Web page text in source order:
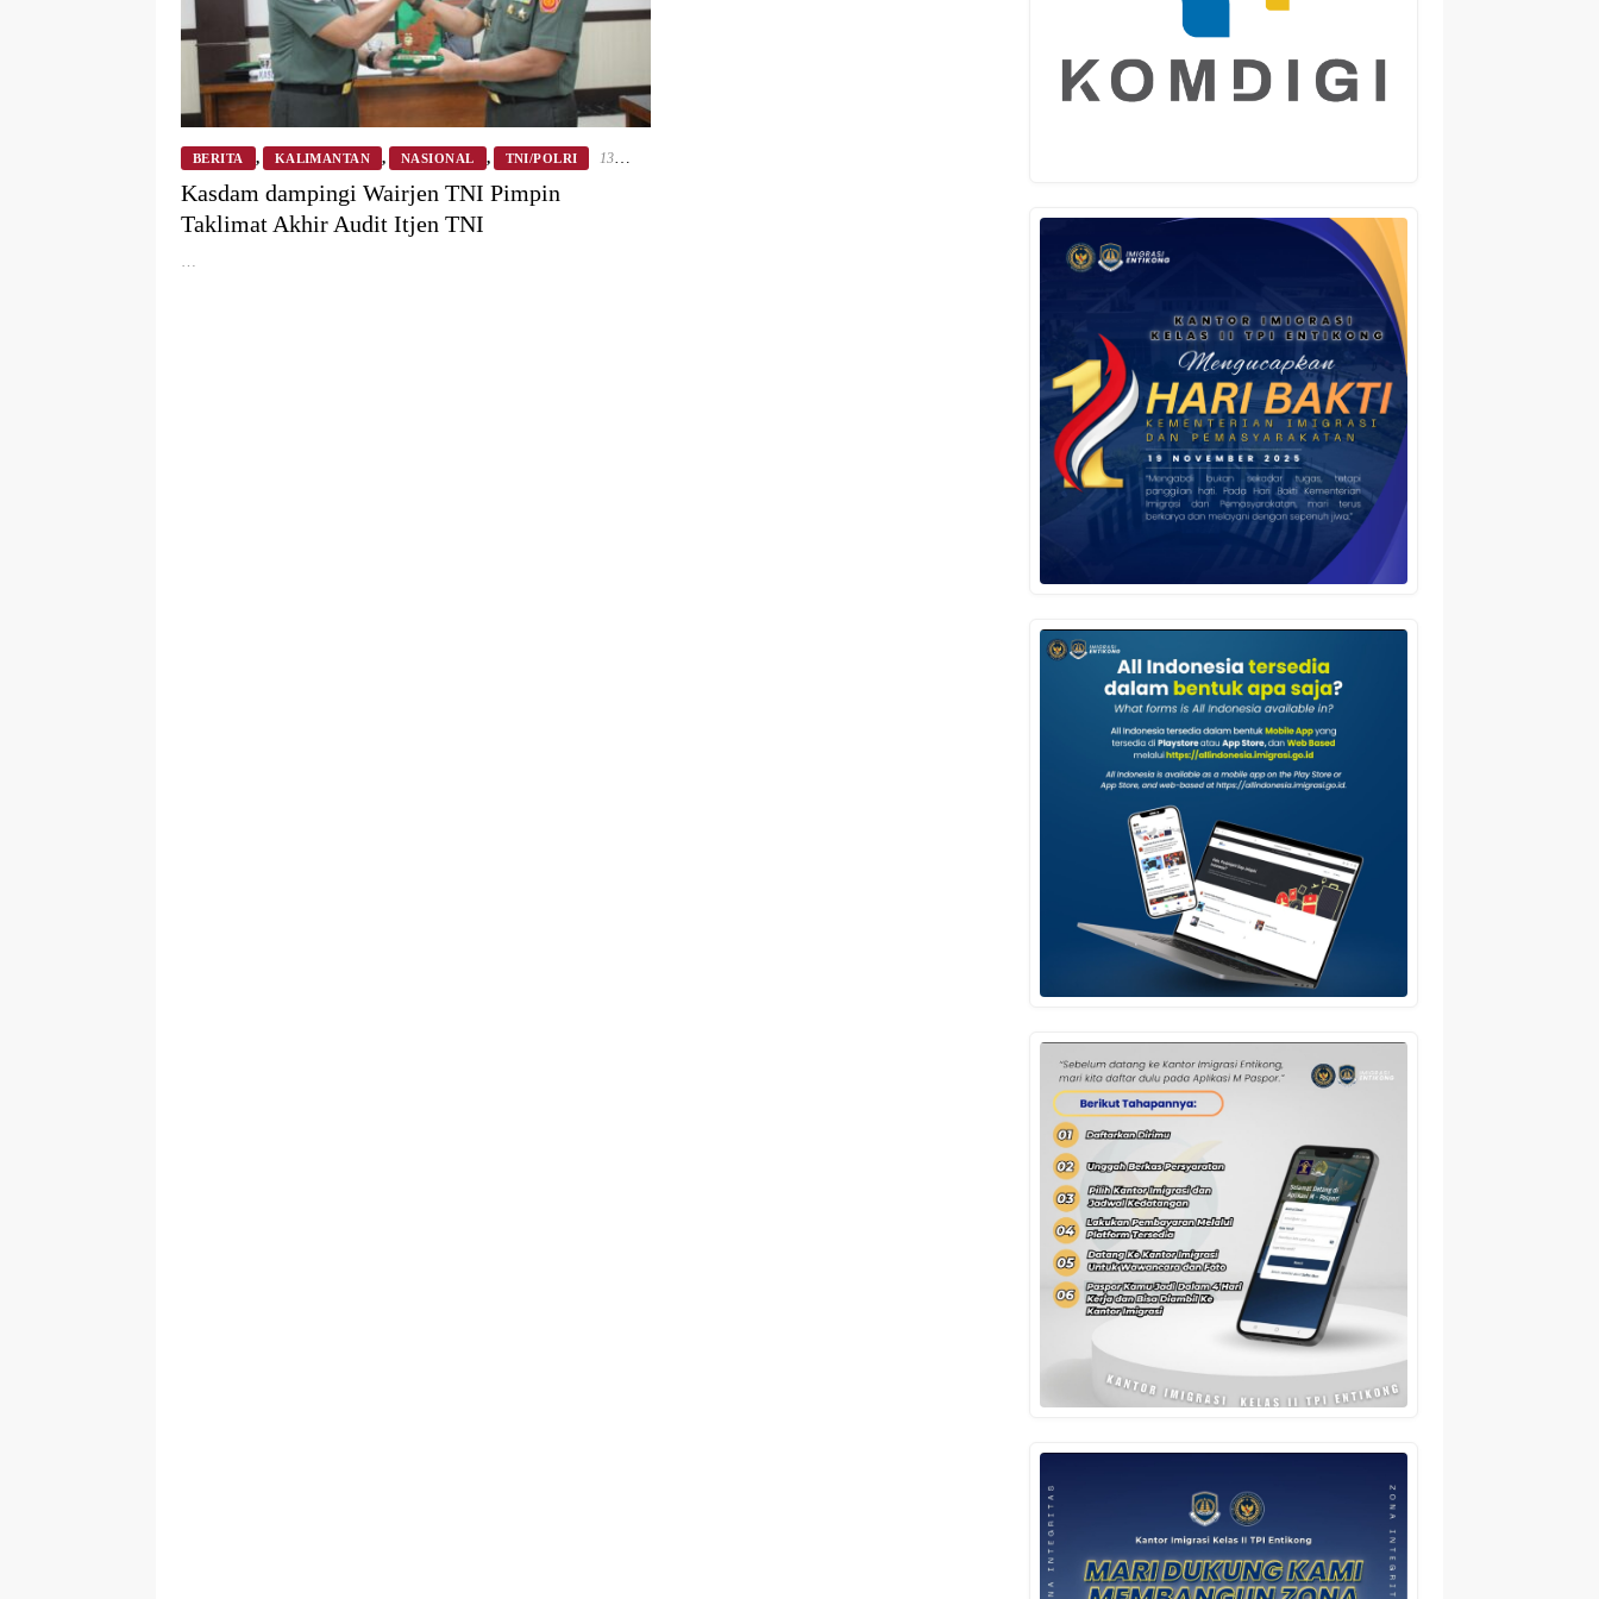
BERITA , KALIMANTAN , NASIONAL , TNI/POLRI
13
Agustus 2025
Kasdam dampingi Wairjen TNI Pimpin
Taklimat Akhir Audit Itjen TNI
…